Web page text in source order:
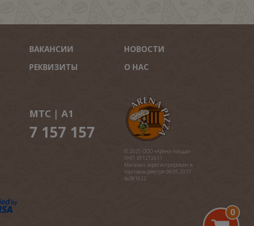
0
ВАКАНСИИ
РЕКВИЗИТЫ
МТС | A1
7 157 157
НОВОСТИ
О НАС
© 2025 ООО «Арена-пицца»
УНП 391272611
Магазин зарегистрирован в
торговом реестре 08.05.2017
№381622